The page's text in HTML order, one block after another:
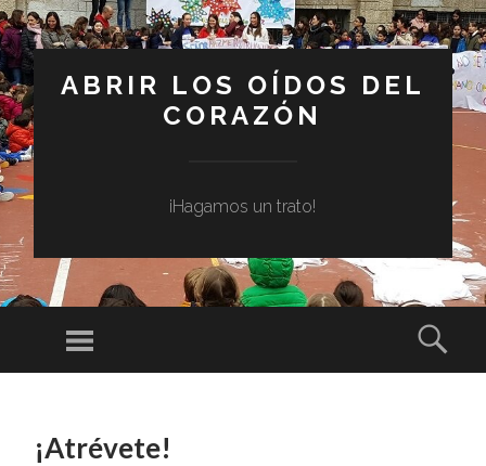
ABRIR LOS OÍDOS DEL
CORAZÓN
¡Hagamos un trato!
Menú
CONTENIDO
¡Atrévete!